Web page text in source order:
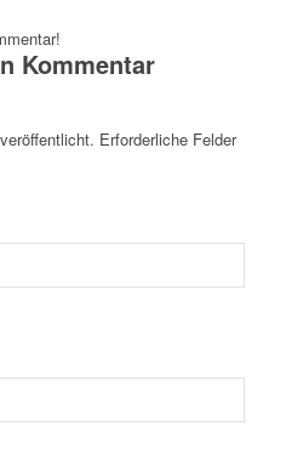
Kommentar
Erforderliche Felder